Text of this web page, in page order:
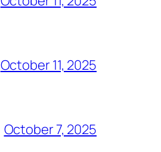
October 11, 2025
October 7, 2025